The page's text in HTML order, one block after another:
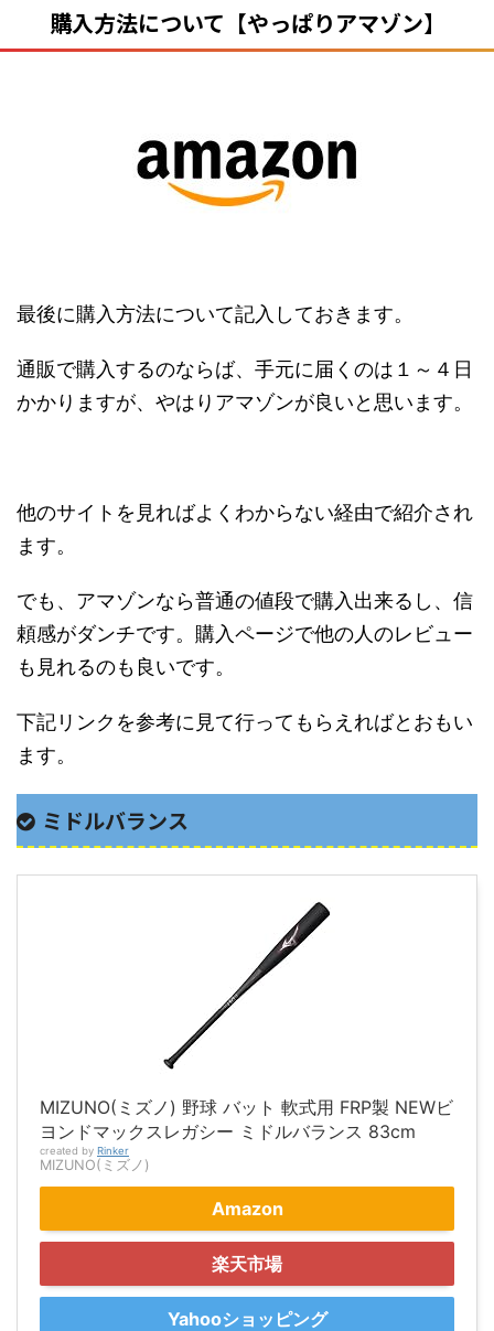
購入方法について【やっぱりアマゾン】
最後に購入方法について記入しておきます。
通販で購入するのならば、手元に届くのは１～４日
かかりますが、やはりアマゾンが良いと思います。
他のサイトを見ればよくわからない経由で紹介され
ます。
でも、アマゾンなら普通の値段で購入出来るし、信
頼感がダンチです。購入ページで他の人のレビュー
も見れるのも良いです。
下記リンクを参考に見て行ってもらえればとおもい
ます。
ミドルバランス
MIZUNO(ミズノ) 野球 バット 軟式用 FRP製 NEWビ
ヨンドマックスレガシー ミドルバランス 83cm
created by Rinker
MIZUNO(ミズノ)
Amazon
楽天市場
Yahooショッピング